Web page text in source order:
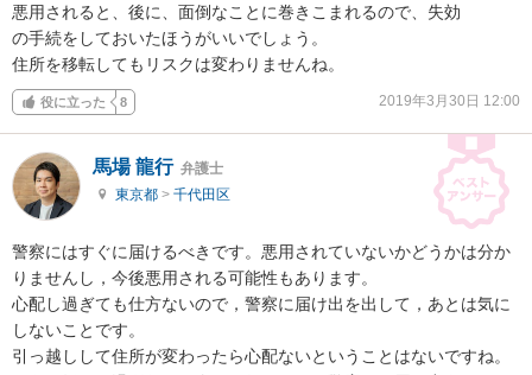
悪用されると、後に、面倒なことに巻きこまれるので、失効
の手続をしておいたほうがいいでしょう。
住所を移転してもリスクは変わりませんね。
役に立った 8 2019年3月30日 12:00
馬場 龍行 弁護士
東京都 > 千代田区
警察にはすぐに届けるべきです。悪用されていないかどうかは分か
りませんし，今後悪用される可能性もあります。
心配し過ぎても仕方ないので，警察に届け出を出して，あとは気に
しないことです。
引っ越しして住所が変わったら心配ないということはないですね。